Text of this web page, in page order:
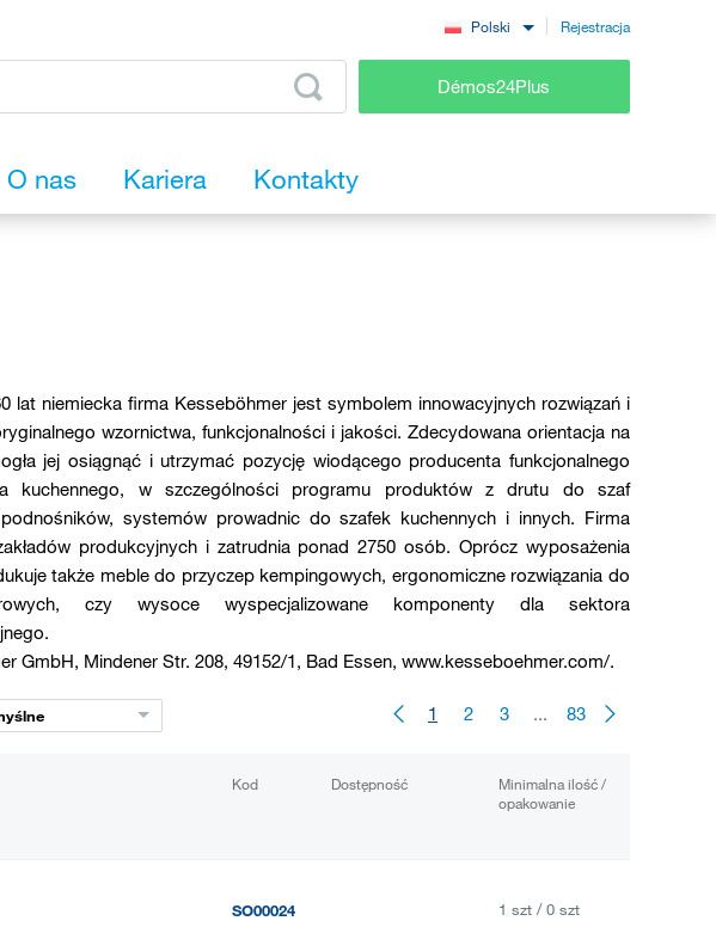
Polski Rejestracja
Démos24Plus
O nas Kariera Kontakty
lat niemiecka firma Kesseböhmer jest symbolem innowacyjnych rozwiązań i
wzornictwa, funkcjonalności i jakości. Zdecydowana orientacja na
jej osiągnąć i utrzymać pozycję wiodącego producenta funkcjonalnego
kuchennego, w szczególności programu produktów z drutu do szaf
systemów prowadnic do szafek kuchennych i innych. Firma
produkcyjnych i zatrudnia ponad 2750 osób. Oprócz wyposażenia
także meble do przyczep kempingowych, ergonomiczne rozwiązania do
czy wysoce wyspecjalizowane komponenty dla sektora
GmbH, Mindener Str. 208, 49152/1, Bad Essen, www.kesseboehmer.com/.
1 2 3 ... 83
Kod Dostępność
Minimalna ilość /
opakowanie
SO00024 1 szt / 0 szt